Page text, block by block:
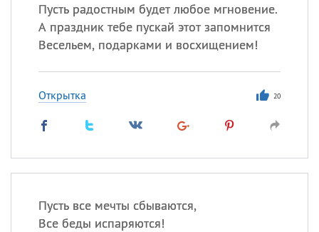
Пусть радостным будет любое мгновение.
А праздник тебе пускай этот запомнится
Весельем, подарками и восхищением!
Открытка 20
Пусть все мечты сбываются,
Все беды испаряются!